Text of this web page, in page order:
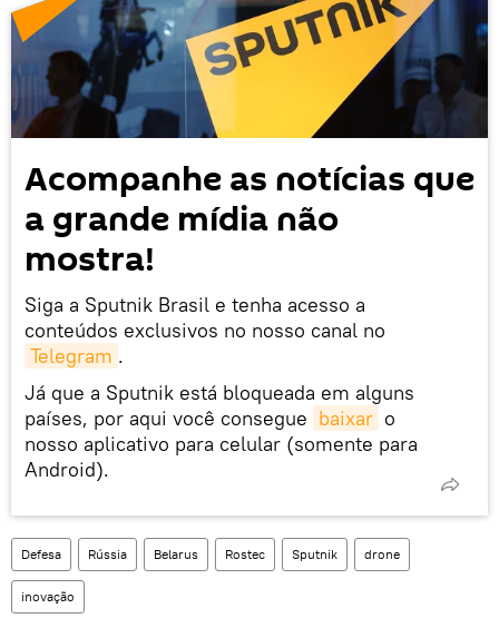
Acompanhe as notícias que
a grande mídia não
mostra!
Siga a Sputnik Brasil e tenha acesso a
conteúdos exclusivos no nosso canal no
Telegram .
Já que a Sputnik está bloqueada em alguns
países, por aqui você consegue baixar o
nosso aplicativo para celular (somente para
Android).
Defesa Rússia Belarus Rostec Sputnik drone
inovação